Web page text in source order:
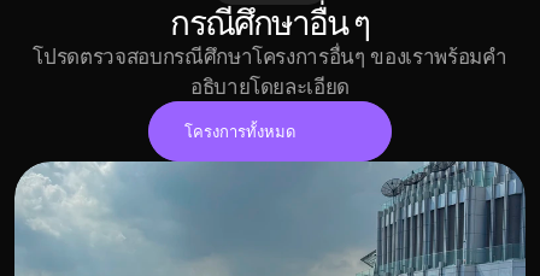
กรณีศึกษาอื่น ๆ
โปรดตรวจสอบกรณีศึกษาโครงการอื่นๆ ของเราพร้อมคำ
อธิบายโดยละเอียด
โครงการทั้งหมด